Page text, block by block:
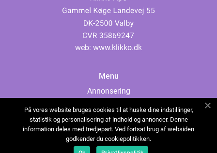
web: www.klikko.dk
Menu
Annonsering
Cookies
Kontakta oss
Sitemap
På vores website bruges cookies til at huske dine indstillinger,
statistik og personalisering af indhold og annoncer. Denne
information deles med tredjepart. Ved fortsat brug af websiden
godkender du cookiepolitikken.